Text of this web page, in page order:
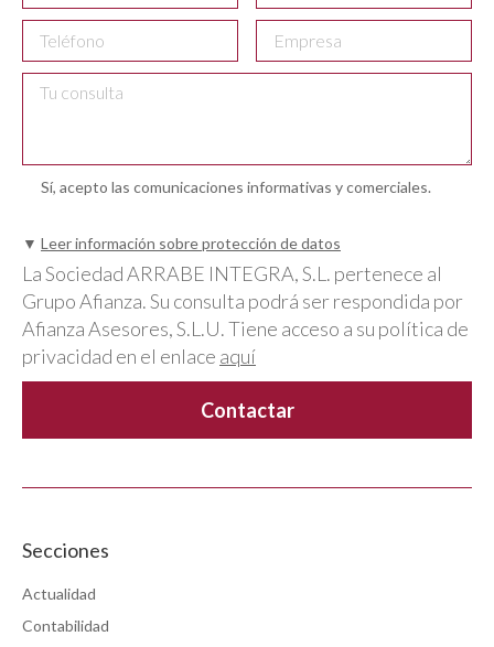
Sí, acepto las comunicaciones informativas y comerciales.
▼ Leer información sobre protección de datos
La Sociedad ARRABE INTEGRA, S.L. pertenece al
Grupo Afianza. Su consulta podrá ser respondida por
Afianza Asesores, S.L.U. Tiene acceso a su política de
privacidad en el enlace aquí
Secciones
Actualidad
Contabilidad